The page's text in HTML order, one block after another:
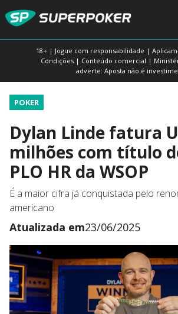
18+ | Jogue com responsabilidade |
Condições | Conteúdo comercial |
adverte: Aposta não é
POKER
Dylan Linde fatura
milhões com título
PLO HR da WSOP
É a maior cifra já conquistada pelo
americano
Atualizada em23/06/2025